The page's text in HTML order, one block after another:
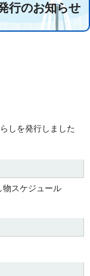
行のお知らせ
しを発行しました
物スケジュール